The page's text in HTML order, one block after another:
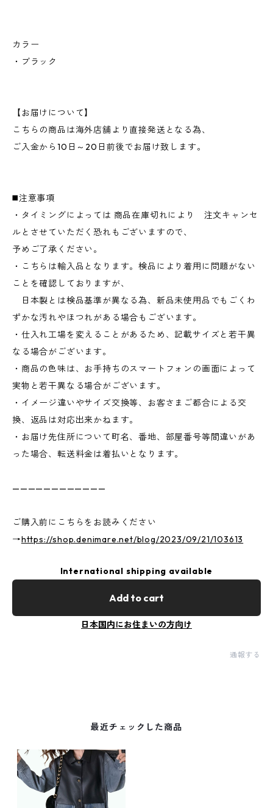
カラー
・ブラック
【お届けについて】
こちらの商品は海外店舗より直接発送となる為、
ご入金から10日～20日前後でお届け致します。
◼️注意事項
・タイミングによっては 商品在庫切れにより 注文キャンセ
ルとさせていただく恐れもございますので、
予めご了承ください。
・こちらは輸入品となります。検品により着用に問題がない
ことを確認しておりますが、
日本製とは検品基準が異なる為、新品未使用品でもごくわ
ずかな汚れやほつれがある場合もございます。
・仕入れ工場を変えることがあるため、記載サイズと若干異
なる場合がございます。
・商品の色味は、お手持ちのスマートフォンの画面によって
実物と若干異なる場合がございます。
・イメージ違いやサイズ交換等、お客さまご都合による交
換、返品は対応出来かねます。
・お届け先住所について町名、番地、部屋番号等間違いがあ
った場合、転送料金は着払いとなります。
————————————
ご購入前にこちらをお読みください
→https://shop.denimare.net/blog/2023/09/21/103613
International shipping available
Add to cart
日本国内にお住まいの方向け
通報する
最近チェックした商品